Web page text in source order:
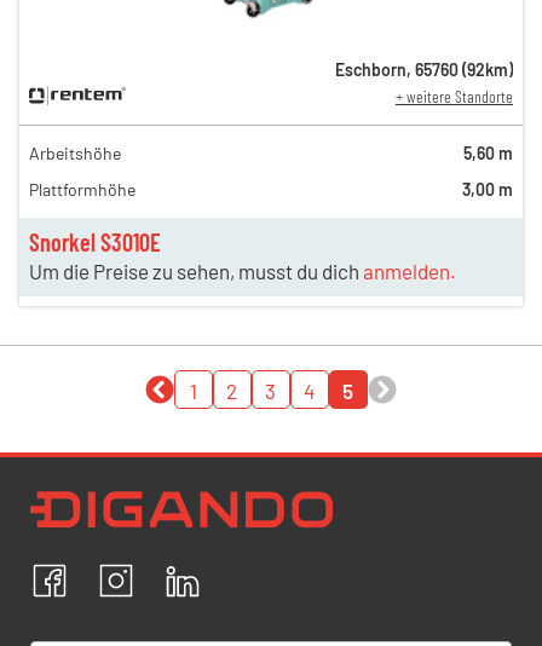
Snorkel S3010E
Um die Preise zu sehen, musst du dich anmelden.
Eschborn, 65760(92km)
+ weitere Standorte
Arbeitshöhe
5,60 m
Plattformhöhe
3,00 m
1 2 3 4 5
FacebookInstagram
Ich bestätige, dass ich die
Datenschutzrichtlinien
personenbezogenen Daten einverstanden.